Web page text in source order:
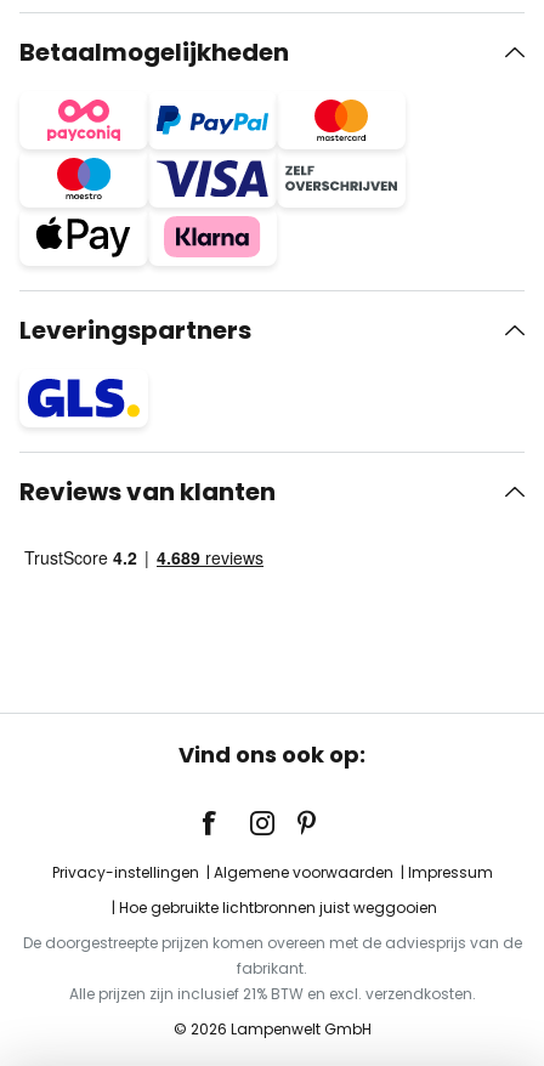
Betaalmogelijkheden
Leveringspartners
Reviews van klanten
Vind ons ook op:
Privacy-instellingen Algemene voorwaarden
Impressum
Hoe gebruikte lichtbronnen juist weggooien
De doorgestreepte prijzen komen overeen met de adviesprijs van de
fabrikant.
Alle prijzen zijn inclusief 21% BTW en excl. verzendkosten.
© 2026 Lampenwelt GmbH